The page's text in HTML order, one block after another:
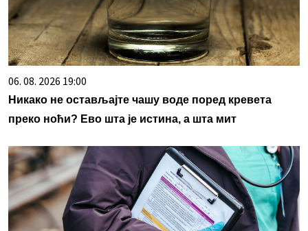
06. 08. 2026 19:00
Никако не остављајте чашу воде поред кревета
преко ноћи? Ево шта је истина, а шта мит